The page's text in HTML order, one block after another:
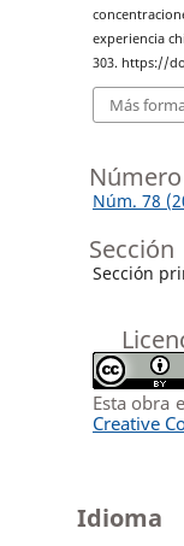
experiencia
303. https://
Más
Número
Núm. 78
Sección
Sección
Esta obra
Creative
Idioma